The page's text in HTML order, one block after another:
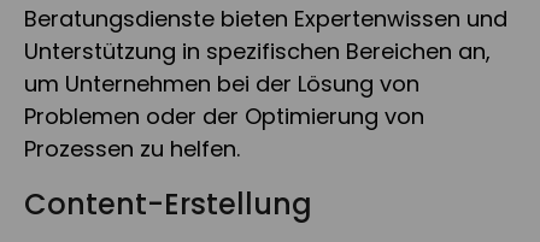
Beratungsdienste bieten Expertenwissen und
Unterstützung in spezifischen Bereichen an,
um Unternehmen bei der Lösung von
Problemen oder der Optimierung von
Prozessen zu helfen.
Content-Erstellung